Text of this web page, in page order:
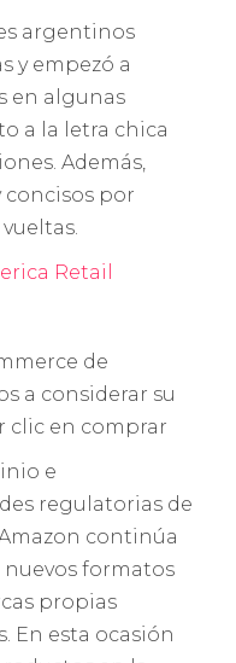
argentinos
y empezó a
en algunas
a la letra chica
Además,
concisos por
Retail
de
a considerar su
clic en comprar
e
regulatorias de
continúa
formatos
propias
En esta ocasión